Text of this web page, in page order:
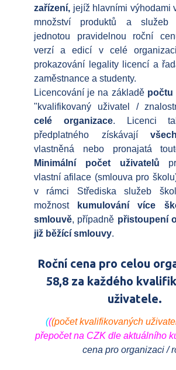
zařízení, jejíž hlavními výhodami
množství produktů a služeb
jednotou pravidelnou roční
verzí a edicí v celé
prokazování legality licencí a
zaměstnance a studenty.
Licencování je na základě počtu
"kvalifikovaný uživatel /
celé organizace. Licenci
předplatného získávají
vlastněná nebo pronajatá
Minimální počet uživatelů
vlastní afilace (smlouva pro
v rámci Střediska služeb
možnost
kumulování více
smlouvě, případně přistoupení
již běžící smlouvy.
Roční cena pro celou
58,8 za každého
uživatele.
(((počet kvalifikovaných
přepočet na CZK dle aktuálního
cena pro organizaci /